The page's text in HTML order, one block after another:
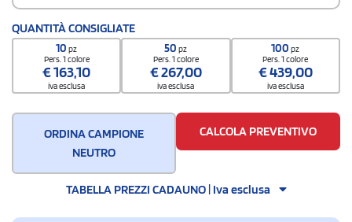
QUANTITÀ CONSIGLIATE
10pz
Pers. 1 colore
€163,10
iva esclusa
50pz
Pers. 1 colore
€267,00
iva esclusa
100pz
Pers. 1 colore
€439,00
iva esclusa
ORDINA CAMPIONE
NEUTRO
CALCOLA PREVENTIVO
TABELLA PREZZI CADAUNO | Iva esclusa